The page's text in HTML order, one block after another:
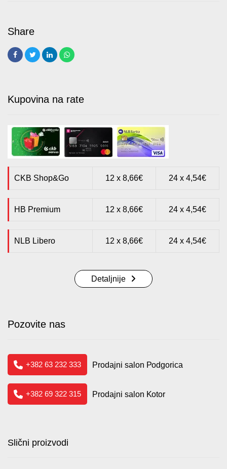
Kupovina na rate
CKB Shop&Go 12 x 8,66€ 24 x 4,54€
HB Premium 12 x 8,66€ 24 x 4,54€
NLB Libero 12 x 8,66€ 24 x 4,54€
Detaljnije
Pozovite nas
+382 63 232 333 Prodajni salon Podgorica
+382 69 322 315 Prodajni salon Kotor
Slični proizvodi